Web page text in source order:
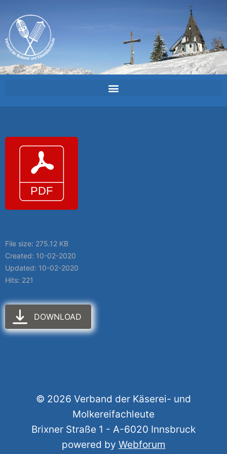
File size: 275.12 KB
Created: 10-02-2020
Updated: 10-02-2020
Hits: 221
DOWNLOAD
© 2026 Verband der Käserei- und
Molkereifachleute
Brixner Straße 1 - A-6020 Innsbruck
powered by Webforum